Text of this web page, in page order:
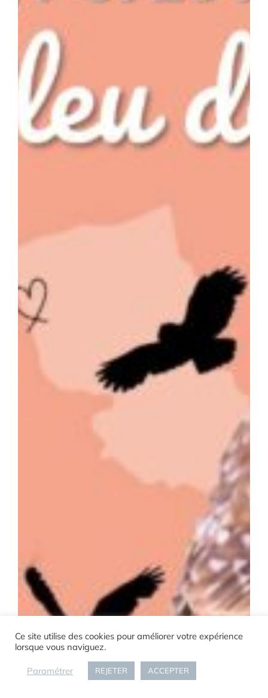
Ce site utilise des cookies pour améliorer votre expérience
lorsque vous naviguez.
Paramétrer REJETER ACCEPTER